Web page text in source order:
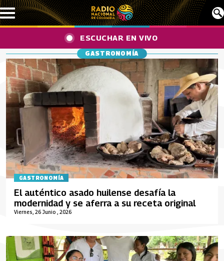
Pasar al contenido principal
ESCUCHAR EN VIVO
GASTRONOMÍA
GASTRONOMÍA
Viernes, 26 Junio , 2026
El auténtico asado huilense desafía la
modernidad y se aferra a su receta original